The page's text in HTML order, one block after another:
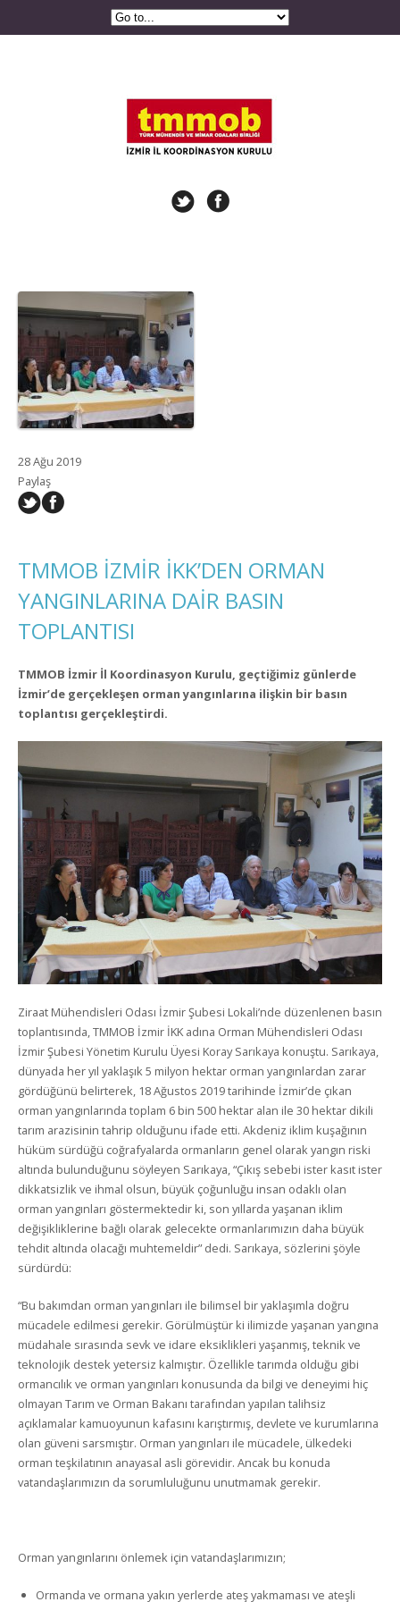
28 Ağu 2019
Paylaş
TMMOB İZMİR İKK’DEN ORMAN
YANGINLARINA DAİR BASIN
TOPLANTISI
TMMOB İzmir İl Koordinasyon Kurulu, geçtiğimiz günlerde
İzmir’de gerçekleşen orman yangınlarına ilişkin bir basın
toplantısı gerçekleştirdi.
Ziraat Mühendisleri Odası İzmir Şubesi Lokali’nde düzenlenen basın
toplantısında, TMMOB İzmir İKK adına Orman Mühendisleri Odası
İzmir Şubesi Yönetim Kurulu Üyesi Koray Sarıkaya konuştu. Sarıkaya,
dünyada her yıl yaklaşık 5 milyon hektar orman yangınlardan zarar
gördüğünü belirterek, 18 Ağustos 2019 tarihinde İzmir’de çıkan
orman yangınlarında toplam 6 bin 500 hektar alan ile 30 hektar dikili
tarım arazisinin tahrip olduğunu ifade etti. Akdeniz iklim kuşağının
hüküm sürdüğü coğrafyalarda ormanların genel olarak yangın riski
altında bulunduğunu söyleyen Sarıkaya, “Çıkış sebebi ister kasıt ister
dikkatsizlik ve ihmal olsun, büyük çoğunluğu insan odaklı olan
orman yangınları göstermektedir ki, son yıllarda yaşanan iklim
değişikliklerine bağlı olarak gelecekte ormanlarımızın daha büyük
tehdit altında olacağı muhtemeldir” dedi. Sarıkaya, sözlerini şöyle
sürdürdü:
“Bu bakımdan orman yangınları ile bilimsel bir yaklaşımla doğru
mücadele edilmesi gerekir. Görülmüştür ki ilimizde yaşanan yangına
müdahale sırasında sevk ve idare eksiklikleri yaşanmış, teknik ve
teknolojik destek yetersiz kalmıştır. Özellikle tarımda olduğu gibi
ormancılık ve orman yangınları konusunda da bilgi ve deneyimi hiç
olmayan Tarım ve Orman Bakanı tarafından yapılan talihsiz
açıklamalar kamuoyunun kafasını karıştırmış, devlete ve kurumlarına
olan güveni sarsmıştır. Orman yangınları ile mücadele, ülkedeki
orman teşkilatının anayasal asli görevidir. Ancak bu konuda
vatandaşlarımızın da sorumluluğunu unutmamak gerekir.
Orman yangınlarını önlemek için vatandaşlarımızın;
Ormanda ve ormana yakın yerlerde ateş yakmaması ve ateşli